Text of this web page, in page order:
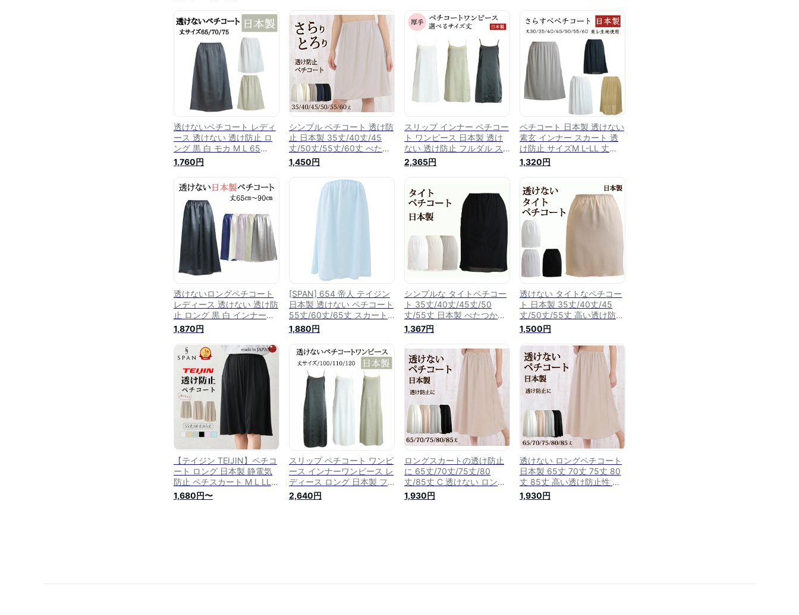
透けないペチコート レディ
ース 透けない 透け防止 ロ
ング 黒 白 モカ M L 65
丈/70丈/75丈 ワンピース ス
カート フルダル生地【日本
1,760円
シンプル ペチコート 透け防
止 日本製 35丈/40丈/45
丈/50丈/55丈/60丈 べたつ
かない さらさら【フォーマ
ル ドレスインナー ブライダ
ルインナー ワンピース 大き
いサイズ】
1,450円
スリップ インナー ペチコー
ト ワンピース 日本製 透け
ない 透け防止 フルダル ス
カート ランジェリー キャミ
ソールM L 丈75cm 85cm
ート 透け防止 静電気防止
ベージュ 裏地 インナーペチ
コート レディース)
2,365円
ペチコート 日本製 透けない
素玄 インナー スカート 透
け防止 サイズM L-LL 丈
30cm-60cm 全3色 ( ロング
大きいサイズ インナースカ
グペチコート 静電気 裏地
インナーペチコート ワンピ
ース 夏 ) 送料無料(メール
便)
1,320円
透けないロングペチコート
レディース 透けない 透け防
止 ロング 黒 白 インナース
カート ワンピース スカート
大きいサイズ サテン生地 マ
キシ丈 65丈/70丈/75丈/80
丈/85丈/90丈【日本製 送料
無料】
1,870円
[SPAN] 654 帝人 テイジン
日本製 透けない ペチコート
55丈/60丈/65丈 スカート
静電気防止 UVカット イン
ナースカート 大きいサイズ
(サックス, L-60丈)
1,880円
シンプルな タイトペチコー
ト 35丈/40丈/45丈/50
丈/55丈 日本製 べたつかな
いさらさら快適なペチコー
ト【透け防止 静電気防止 フ
ォーマル ドレスインナー ブ
ライダルインナー タイトス
カート マーメイドスカー
ト】
1,367円
透けない タイトなペチコー
ト 日本製 35丈/40丈/45
丈/50丈/55丈 高い透け防止
性 ストレッチサテン地で動
きやすさもばっちり 【フォ
ーマル ドレスインナー ブラ
イダルインナー タイトスカ
ート マーメイドスカート】
1,500円
【テイジン TEIJIN】ペチコ
ート ロング 日本製 静電気
防止 ペチスカート M L LL
55丈 60丈 65丈 大きいサイ
ズ ロング ワンピース 透け
1,680円〜
スリップ ペチコート ワンピ
ース インナーワンピース レ
ディース ロング 日本製 フ
ルダル スカート 大きいサイ
ズ M L 丈100cm 110cm
2,640円
ロングスカートの透け防止
に 65丈/70丈/75丈/80
丈/85丈 C 透けない ロング
ペチコート【日本製 フラ フ
ォーマル ドレス マキシ丈
1,930円
透けない ロングペチコート
日本製 65丈 70丈 75丈 80
丈 85丈 高い透け防止性 ス
トレッチサテン 【ドレス マ
キシ丈 ワンピース インナー
1,930円